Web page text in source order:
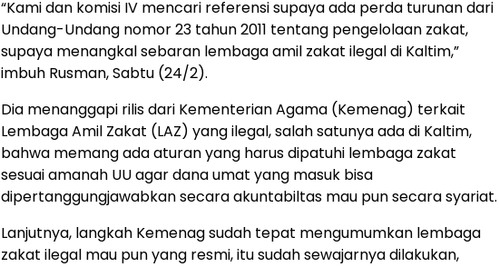
“Kami dan komisi IV mencari referensi supaya ada perda turunan dari
Undang-Undang nomor 23 tahun 2011 tentang pengelolaan zakat,
supaya menangkal sebaran lembaga amil zakat ilegal di Kaltim,”
imbuh Rusman, Sabtu (24/2).
Dia menanggapi rilis dari Kementerian Agama (Kemenag) terkait
Lembaga Amil Zakat (LAZ) yang ilegal, salah satunya ada di Kaltim,
bahwa memang ada aturan yang harus dipatuhi lembaga zakat
sesuai amanah UU agar dana umat yang masuk bisa
dipertanggungjawabkan secara akuntabiltas mau pun secara syariat.
Lanjutnya, langkah Kemenag sudah tepat mengumumkan lembaga
zakat ilegal mau pun yang resmi, itu sudah sewajarnya dilakukan,